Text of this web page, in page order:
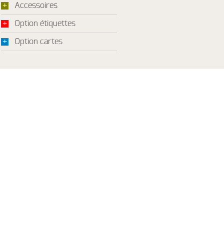
+ Accessoires
+ Option étiquettes
+ Option cartes